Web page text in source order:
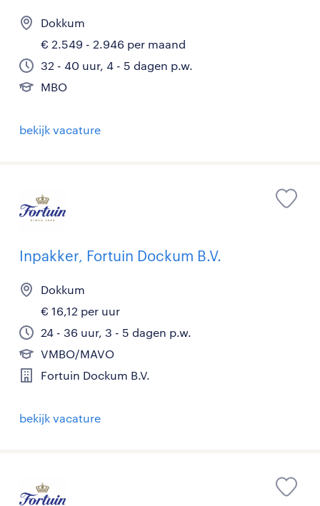
Dokkum
€ 2.549 - 2.946 per maand
32 - 40 uur, 4 - 5 dagen p.w.
MBO
bekijk vacature
Inpakker, Fortuin Dockum B.V.
Dokkum
€ 16,12 per uur
24 - 36 uur, 3 - 5 dagen p.w.
VMBO/MAVO
Fortuin Dockum B.V.
bekijk vacature